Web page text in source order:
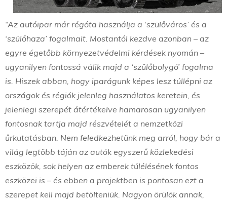
“Az autóipar már régóta használja a ‘szülőváros’ és a
‘szülőhaza’ fogalmait. Mostantól kezdve azonban – az
egyre égetőbb környezetvédelmi kérdések nyomán –
ugyanilyen fontossá válik majd a ‘szülőbolygó’ fogalma
is. Hiszek abban, hogy iparágunk képes lesz túllépni az
országok és régiók jelenleg használatos keretein, és
jelenlegi szerepét átértékelve hamarosan ugyanilyen
fontosnak tartja majd részvételét a nemzetközi
űrkutatásban. Nem feledkezhetünk meg arról, hogy bár a
világ legtöbb táján az autók egyszerű közlekedési
eszközök, sok helyen az emberek túlélésének fontos
eszközei is – és ebben a projektben is pontosan ezt a
szerepet kell majd betölteniük. Nagyon örülök annak,